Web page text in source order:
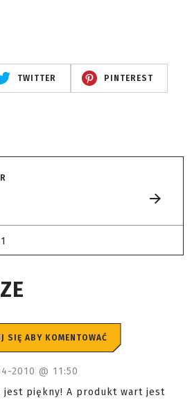
TWITTER PINTEREST
SIĘ ABY KOMENTOWAĆ
2010 @ 11:50
jest piękny! A produkt wart jest